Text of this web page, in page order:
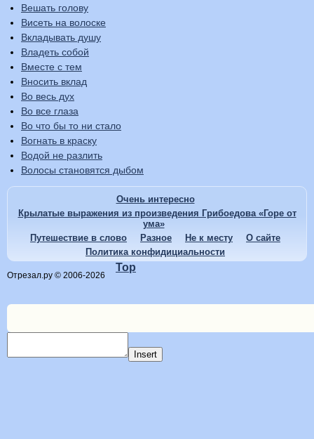
Вешать голову
Висеть на волоске
Вкладывать душу
Владеть собой
Вместе с тем
Вносить вклад
Во весь дух
Во все глаза
Во что бы то ни стало
Вогнать в краску
Водой не разлить
Волосы становятся дыбом
Очень интересно
Крылатые выражения из произведения Грибоедова «Горе от
ума»
Путешествие в слово
Разное Не к месту
О сайте
Политика конфидициальности
Отрезал.ру © 2006-2026
Top
Insert